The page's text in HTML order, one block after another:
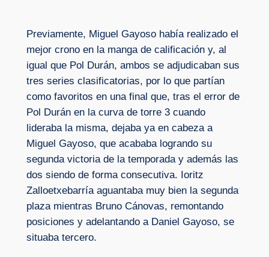
Previamente, Miguel Gayoso había realizado el
mejor crono en la manga de calificación y, al
igual que Pol Durán, ambos se adjudicaban sus
tres series clasificatorias, por lo que partían
como favoritos en una final que, tras el error de
Pol Durán en la curva de torre 3 cuando
lideraba la misma, dejaba ya en cabeza a
Miguel Gayoso, que acababa logrando su
segunda victoria de la temporada y además las
dos siendo de forma consecutiva. Ioritz
Zalloetxebarría aguantaba muy bien la segunda
plaza mientras Bruno Cánovas, remontando
posiciones y adelantando a Daniel Gayoso, se
situaba tercero.